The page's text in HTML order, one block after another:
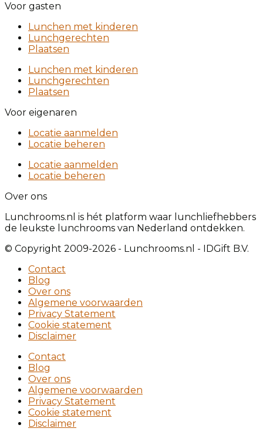
Voor gasten
Lunchen met kinderen
Lunchgerechten
Plaatsen
Lunchen met kinderen
Lunchgerechten
Plaatsen
Voor eigenaren
Locatie aanmelden
Locatie beheren
Locatie aanmelden
Locatie beheren
Over ons
Lunchrooms.nl is hét platform waar lunchliefhebbers
de leukste lunchrooms van Nederland ontdekken.
© Copyright 2009-2026 - Lunchrooms.nl - IDGift B.V.
Contact
Blog
Over ons
Algemene voorwaarden
Privacy Statement
Cookie statement
Disclaimer
Contact
Blog
Over ons
Algemene voorwaarden
Privacy Statement
Cookie statement
Disclaimer